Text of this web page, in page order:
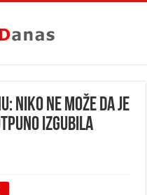
Niko ne može da je
izgubila